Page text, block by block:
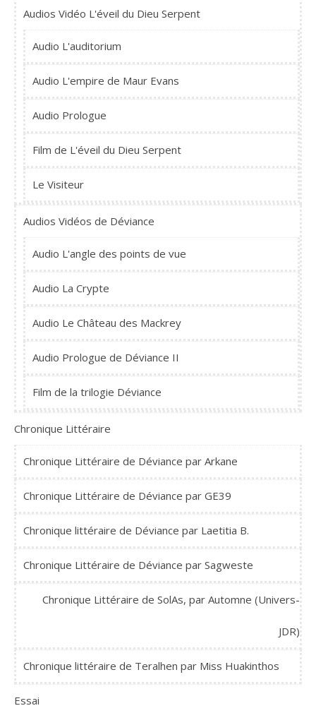
Audios Vidéo L'éveil du Dieu Serpent
Audio L'auditorium
Audio L'empire de Maur Evans
Audio Prologue
Film de L'éveil du Dieu Serpent
Le Visiteur
Audios Vidéos de Déviance
Audio L'angle des points de vue
Audio La Crypte
Audio Le Château des Mackrey
Audio Prologue de Déviance II
Film de la trilogie Déviance
Chronique Littéraire
Chronique Littéraire de Déviance par Arkane
Chronique Littéraire de Déviance par GE39
Chronique littéraire de Déviance par Laetitia B.
Chronique Littéraire de Déviance par Sagweste
Chronique Littéraire de SolAs, par Automne (Univers-
JDR)
Chronique littéraire de Teralhen par Miss Huakinthos
Essai